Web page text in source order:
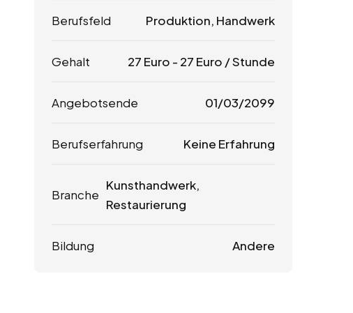
Berufsfeld Produktion, Handwerk
Gehalt 27 Euro - 27 Euro / Stunde
Angebotsende 01/03/2099
Berufserfahrung Keine Erfahrung
Branche
Kunsthandwerk,
Restaurierung
Bildung Andere